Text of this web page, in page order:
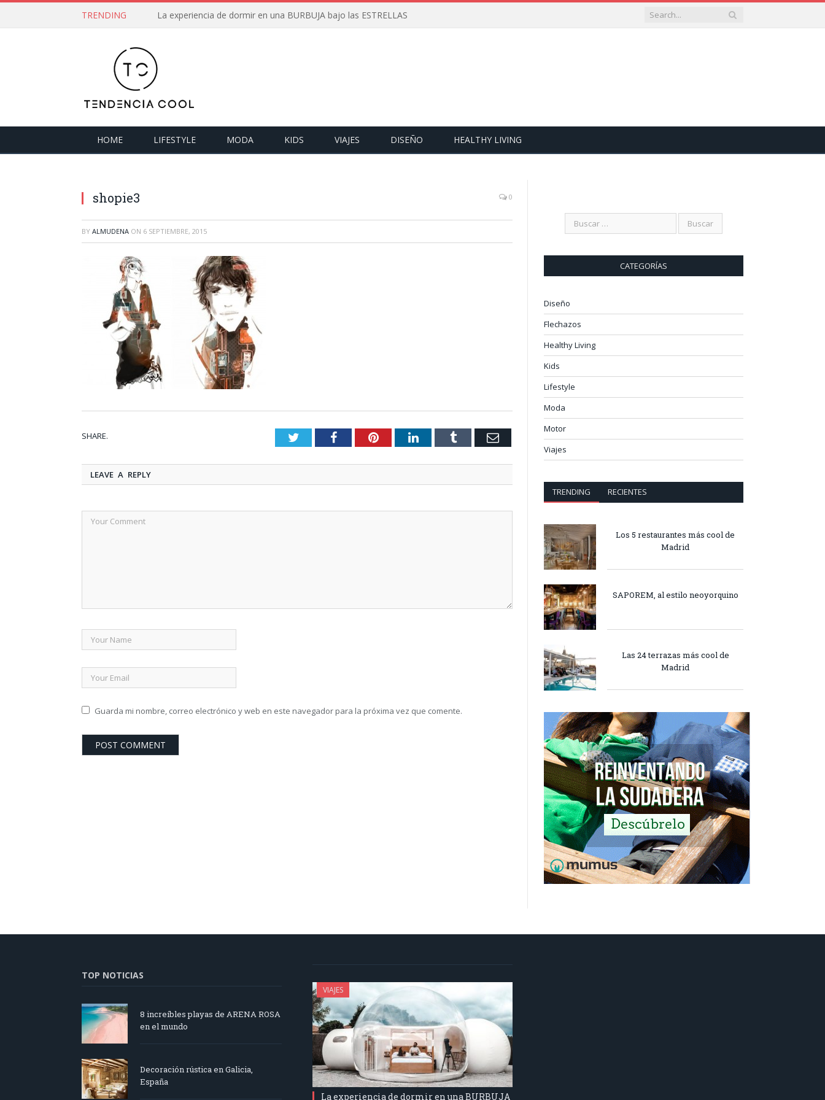
TRENDING La experiencia de dormir en una BURBUJA bajo las ESTRELLAS
HOME LIFESTYLE MODA KIDS VIAJES DISEÑO HEALTHY LIVING
shopie3 0
BY ALMUDENA ON 6 SEPTIEMBRE, 2015
SHARE. TwitterFacebookPinterestLinkedInTumblr Email
LEAVE A REPLY
Guarda mi nombre, correo electrónico y web en este navegador para la próxima vez que comente.
CATEGORÍAS
Diseño
Flechazos
Healthy Living
Kids
Lifestyle
Moda
Motor
Viajes
TRENDING RECIENTES
Los 5 restaurantes más cool de
Madrid
SAPOREM, al estilo neoyorquino
Las 24 terrazas más cool de
Madrid
TOP NOTICIAS
8 increíbles playas de ARENA ROSA
en el mundo
Decoración rústica en Galicia,
España
VIAJES
La experiencia de dormir en una BURBUJA